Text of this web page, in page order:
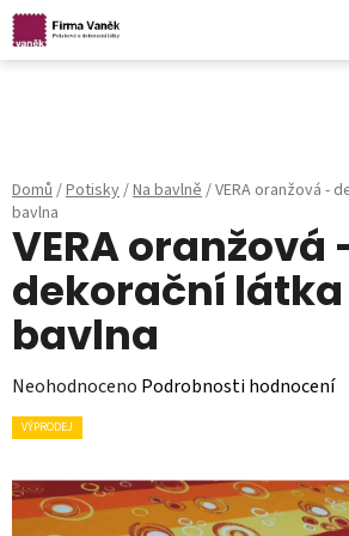
Domů/Potisky/Na bavlně/VERA oranžová -
bavlna
VERA oranžová
dekorační
bavlna
Průměrné
hodnocení
je
0,0
Neohodnoceno Podrobnosti hodnocení
VÝPRODEJ